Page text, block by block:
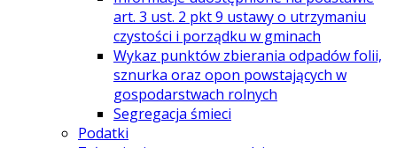
art. 3 ust. 2 pkt 9 ustawy o utrzymaniu
czystości i porządku w gminach
Wykaz punktów zbierania odpadów folii,
sznurka oraz opon powstających w
gospodarstwach rolnych
Segregacja śmieci
Podatki